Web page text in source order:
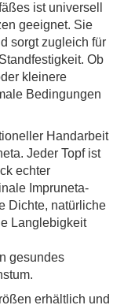
ist universell
geeignet. Sie
sorgt zugleich für
Ob
kleinere
Bedingungen
Handarbeit
Jeder Topf ist
echter
Impruneta-
Dichte, natürliche
Langlebigkeit
gesundes
erhältlich und